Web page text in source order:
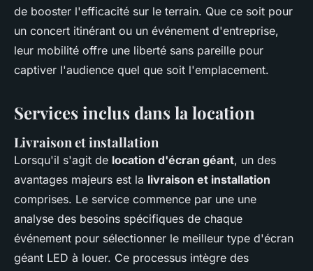
de booster l'efficacité sur le terrain. Que ce soit pour
un concert itinérant ou un événement d'entreprise,
leur mobilité offre une liberté sans pareille pour
captiver l'audience quel que soit l'emplacement.
Services inclus dans la location
Livraison et installation
Lorsqu'il s'agit de location d'écran géant, un des
avantages majeurs est la livraison et installation
comprises. Le service commence par une une
analyse des besoins spécifiques de chaque
événement pour sélectionner le meilleur type d'écran
géant LED à louer. Ce processus intègre des